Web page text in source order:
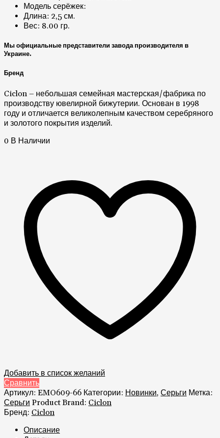
Мы официальные представители завода производителя в
Украине.
Ciclon – небольшая семейная мастерская/фабрика по
году и отличается великолепным качеством серебряного
0 В Наличии
Добавить в список желаний
Бренд:Ciclon
Описание
Детали
Отзывы (0)
Описание